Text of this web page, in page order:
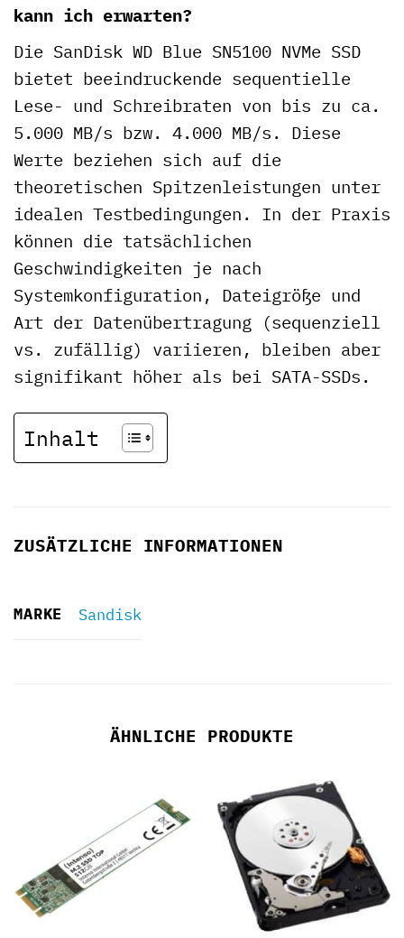
kann ich erwarten?
Die SanDisk WD Blue SN5100 NVMe SSD
bietet beeindruckende sequentielle
Lese- und Schreibraten von bis zu ca.
5.000 MB/s bzw. 4.000 MB/s. Diese
Werte beziehen sich auf die
theoretischen Spitzenleistungen unter
idealen Testbedingungen. In der Praxis
können die tatsächlichen
Geschwindigkeiten je nach
Systemkonfiguration, Dateigröße und
Art der Datenübertragung (sequenziell
vs. zufällig) variieren, bleiben aber
signifikant höher als bei SATA-SSDs.
Inhalt
ZUSÄTZLICHE INFORMATIONEN
MARKE Sandisk
ÄHNLICHE PRODUKTE